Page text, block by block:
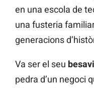
en una escola de
una fusteria
generacions
Va ser el seu besavi
pedra d’un negoci